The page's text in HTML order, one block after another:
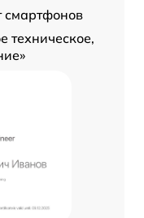
смартфонов
техническое,